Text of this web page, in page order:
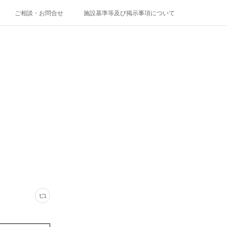
ご相談・お問合せ 施設基準等及び掲示事項について